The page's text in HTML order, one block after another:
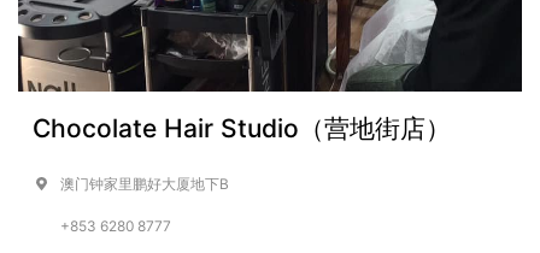
Chocolate Hair Studio（营地街店）
澳门钟家里鹏好大厦地下B
+853 6280 8777